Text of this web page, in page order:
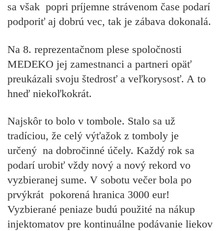
sa však popri príjemne strávenom čase podarí
podporiť aj dobrú vec, tak je zábava dokonalá.
Na 8. reprezentačnom plese spoločnosti
MEDEKO jej zamestnanci a partneri opäť
preukázali svoju štedrosť a veľkorysosť. A to
hneď niekoľkokrát.
Najskôr to bolo v tombole. Stalo sa už
tradíciou, že celý výťažok z tomboly je
určený na dobročinné účely. Každý rok sa
podarí urobiť vždy nový a nový rekord vo
vyzbieranej sume. V sobotu večer bola po
prvýkrát pokorená hranica 3000 eur!
Vyzbierané peniaze budú použité na nákup
injektomatov pre kontinuálne podávanie liekov